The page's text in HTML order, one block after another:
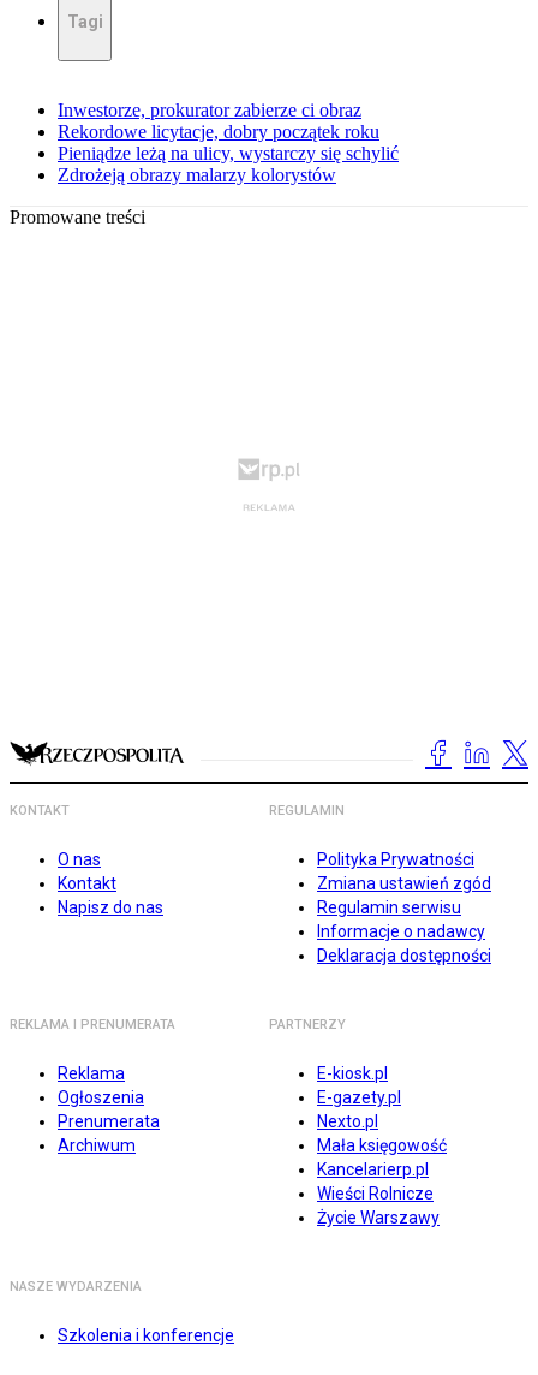
Tagi
Inwestorze, prokurator zabierze ci obraz
Rekordowe licytacje, dobry początek roku
Pieniądze leżą na ulicy, wystarczy się schylić
Zdrożeją obrazy malarzy kolorystów
Promowane treści
KONTAKT
O nas
Kontakt
Napisz do nas
REGULAMIN
Polityka Prywatności
Zmiana ustawień zgód
Regulamin serwisu
Informacje o nadawcy
Deklaracja dostępności
REKLAMA I PRENUMERATA
Reklama
Ogłoszenia
Prenumerata
Archiwum
PARTNERZY
E-kiosk.pl
E-gazety.pl
Nexto.pl
Mała księgowość
Kancelarierp.pl
Wieści Rolnicze
Życie Warszawy
NASZE WYDARZENIA
Szkolenia i konferencje